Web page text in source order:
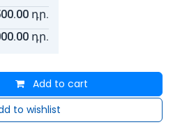
դր.
դր.
Add to cart
to wishlist